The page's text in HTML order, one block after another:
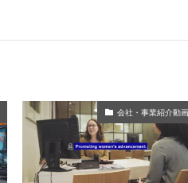
会社・事業紹介動画